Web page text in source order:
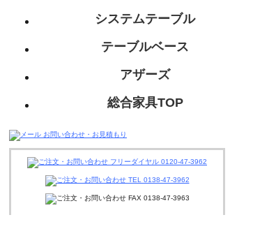
システムテーブル
テーブルベース
アザーズ
総合家具TOP